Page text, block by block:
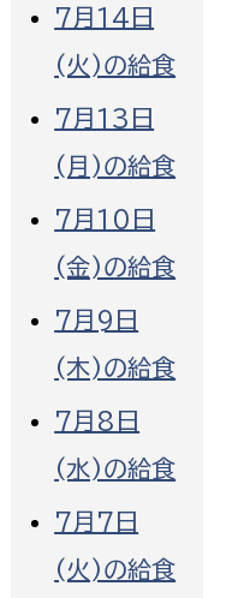
総合医療センター
サポートセンター
管理局：経営管理課
管理局：施設用度課
管理委員会事務局
挙管理委員会事務局
7月14日
(火)の給食
7月13日
(月)の給食
7月10日
(金)の給食
7月9日
(木)の給食
7月8日
(水)の給食
7月7日
(火)の給食